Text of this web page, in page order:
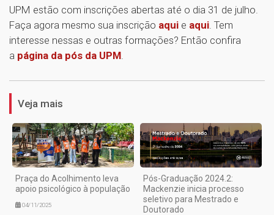
UPM estão com inscrições abertas até o dia 31 de julho.
Faça agora mesmo sua inscrição aqui e aqui. Tem
interesse nessas e outras formações? Então confira
a página da pós da UPM.
Veja mais
Praça do Acolhimento leva
apoio psicológico à população
04/11/2025
Pós-Graduação 2024.2:
Mackenzie inicia processo
seletivo para Mestrado e
Doutorado